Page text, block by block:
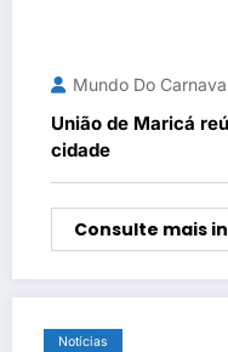
Mundo Do
União de Maricá
cidade
Consulte mais
Notícias